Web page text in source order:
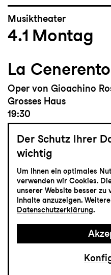
Musiktheater
4.1 Montag
La
Oper von Gioachino
Grosses Haus
19:30
Einführung
CHF
Der Schutz Ihrer
wichtig
Um Ihnen ein optimales
verwenden wir Cookies.
unserer Website besser zu
Inhalte anzuzeigen.
Datenschutzerklärung.